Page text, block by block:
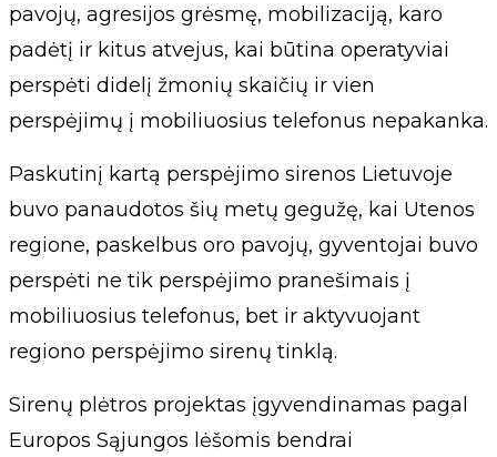
pavojų, agresijos grėsmę, mobilizaciją, karo
padėtį ir kitus atvejus, kai būtina operatyviai
perspėti didelį žmonių skaičių ir vien
perspėjimų į mobiliuosius telefonus nepakanka.
Paskutinį kartą perspėjimo sirenos Lietuvoje
buvo panaudotos šių metų gegužę, kai Utenos
regione, paskelbus oro pavojų, gyventojai buvo
perspėti ne tik perspėjimo pranešimais į
mobiliuosius telefonus, bet ir aktyvuojant
regiono perspėjimo sirenų tinklą.
Sirenų plėtros projektas įgyvendinamas pagal
Europos Sąjungos lėšomis bendrai